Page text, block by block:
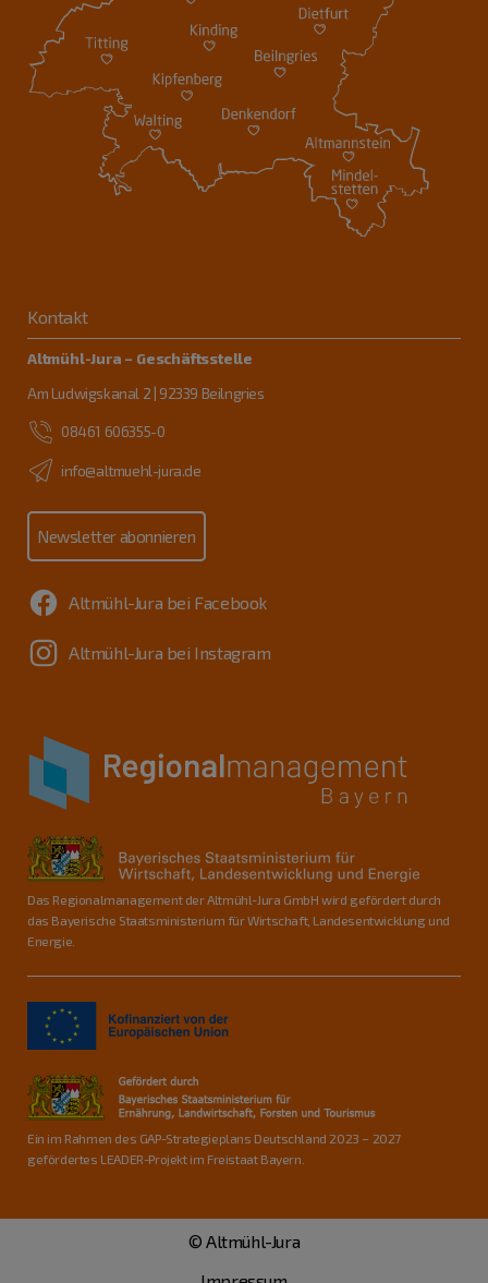
Kontakt
Altmühl-Jura – Geschäftsstelle
Am Ludwigskanal 2 | 92339 Beilngries
08461 606355-0
info@altmuehl-jura.de
Newsletter abonnieren
Altmühl-Jura bei Facebook
Altmühl-Jura bei Instagram
Das Regionalmanagement der Altmühl-Jura GmbH wird gefördert durch
das Bayerische Staatsministerium für Wirtschaft, Landesentwicklung und
Energie.
Ein im Rahmen des GAP-Strategieplans Deutschland 2023 – 2027
gefördertes LEADER-Projekt im Freistaat Bayern.
© Altmühl-Jura